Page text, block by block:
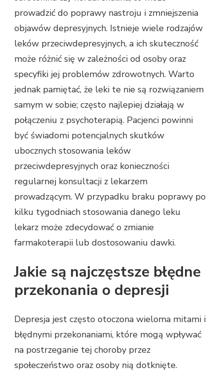
prowadzić do poprawy nastroju i zmniejszenia
objawów depresyjnych. Istnieje wiele rodzajów
leków przeciwdepresyjnych, a ich skuteczność
może różnić się w zależności od osoby oraz
specyfiki jej problemów zdrowotnych. Warto
jednak pamiętać, że leki te nie są rozwiązaniem
samym w sobie; często najlepiej działają w
połączeniu z psychoterapią. Pacjenci powinni
być świadomi potencjalnych skutków
ubocznych stosowania leków
przeciwdepresyjnych oraz konieczności
regularnej konsultacji z lekarzem
prowadzącym. W przypadku braku poprawy po
kilku tygodniach stosowania danego leku
lekarz może zdecydować o zmianie
farmakoterapii lub dostosowaniu dawki.
Jakie są najczęstsze błędne
przekonania o depresji
Depresja jest często otoczona wieloma mitami i
błędnymi przekonaniami, które mogą wpływać
na postrzeganie tej choroby przez
społeczeństwo oraz osoby nią dotknięte.